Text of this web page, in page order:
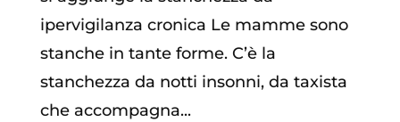
ipervigilanza cronica Le mamme sono
stanche in tante forme. C’è la
stanchezza da notti insonni, da taxista
che accompagna...